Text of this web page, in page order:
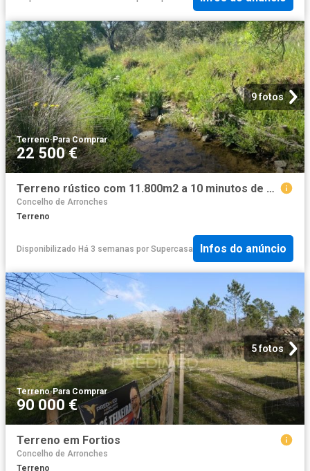
9 fotos
Terreno· Para Comprar
22 500 €
Terreno rústico com 11.800m2 a 10 minutos de Elvas
Concelho de Arronches
Terreno
Disponibilizado Há 3 semanas por Supercasa Infos do anúncio
5 fotos
Terreno·Para Comprar
90 000 €
Terreno em Fortios
Concelho de Arronches
Terreno